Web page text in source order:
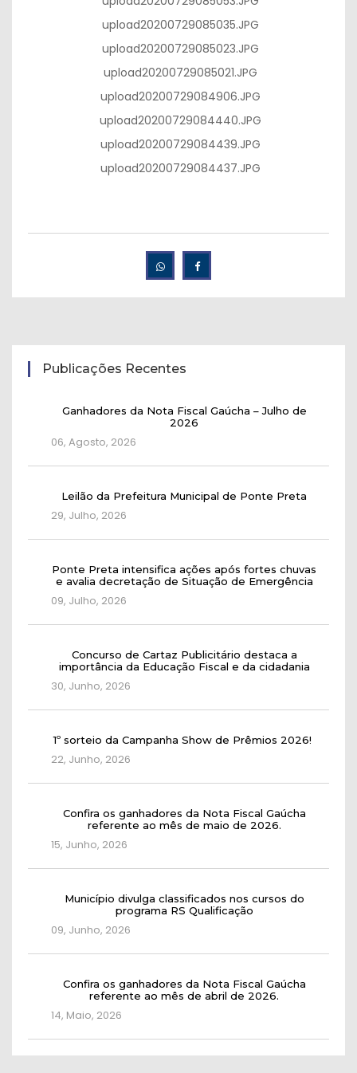
upload20200729085035.JPG
upload20200729085023.JPG
upload20200729085021.JPG
upload20200729084906.JPG
upload20200729084440.JPG
upload20200729084439.JPG
upload20200729084437.JPG
Publicações Recentes
Ganhadores da Nota Fiscal Gaúcha – Julho de
2026
06, Agosto, 2026
Leilão da Prefeitura Municipal de Ponte Preta
29, Julho, 2026
Ponte Preta intensifica ações após fortes chuvas
e avalia decretação de Situação de Emergência
09, Julho, 2026
Concurso de Cartaz Publicitário destaca a
importância da Educação Fiscal e da cidadania
30, Junho, 2026
1º sorteio da Campanha Show de Prêmios 2026!
22, Junho, 2026
Confira os ganhadores da Nota Fiscal Gaúcha
referente ao mês de maio de 2026.
15, Junho, 2026
Município divulga classificados nos cursos do
programa RS Qualificação
09, Junho, 2026
Confira os ganhadores da Nota Fiscal Gaúcha
referente ao mês de abril de 2026.
14, Maio, 2026